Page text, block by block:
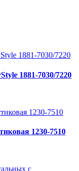
1881-7030/7220
1230-7510